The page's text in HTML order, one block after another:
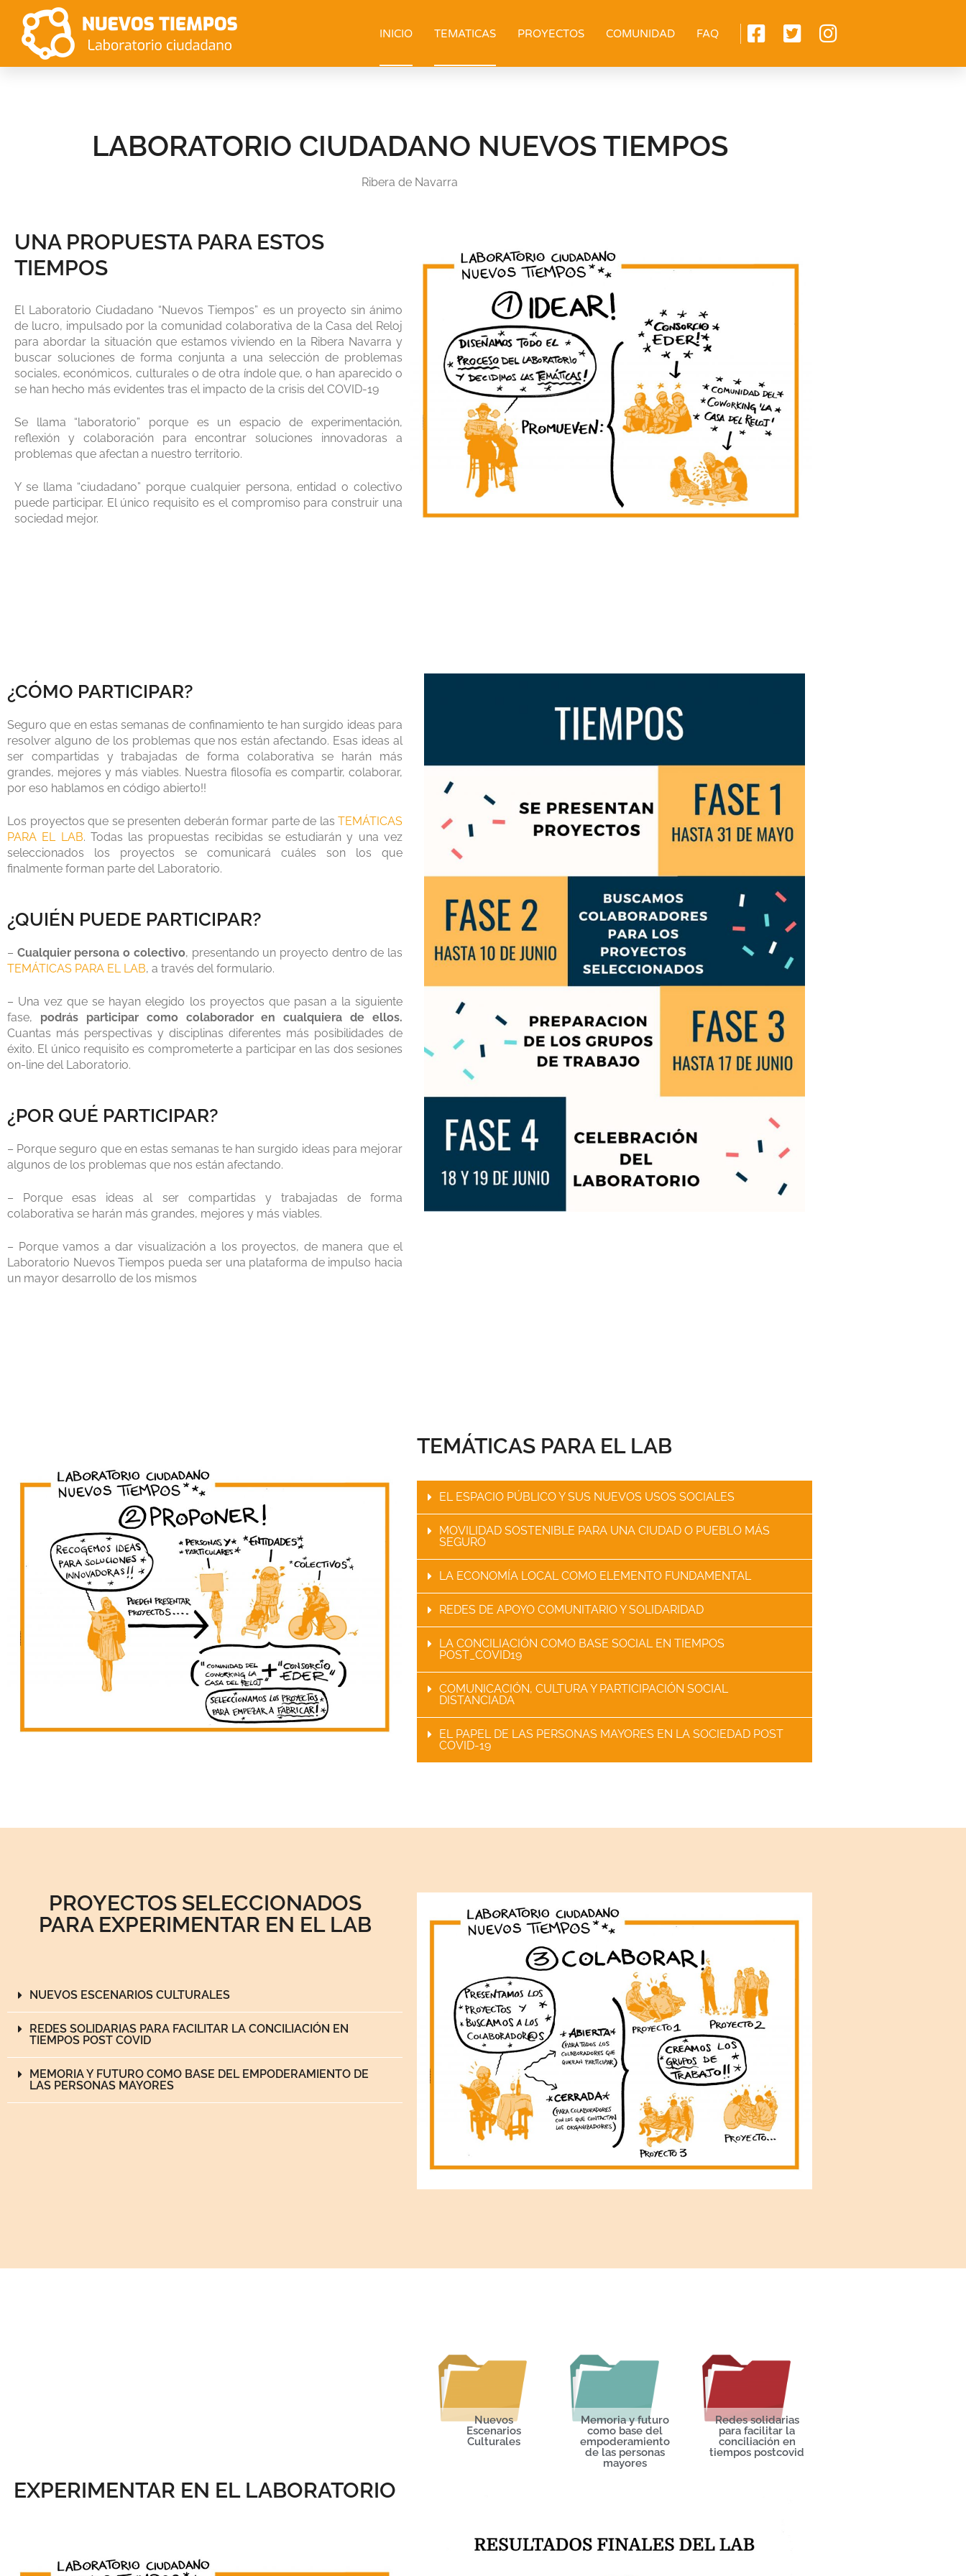
INICIO TEMATICAS PROYECTOS COMUNIDAD FAQ
LABORATORIO CIUDADANO NUEVOS TIEMPOS
Ribera de Navarra
UNA PROPUESTA PARA ESTOS
TIEMPOS
El Laboratorio Ciudadano “Nuevos Tiempos” es un proyecto sin ánimo
de lucro, impulsado por la comunidad colaborativa de la Casa del Reloj
para abordar la situación que estamos viviendo en la Ribera Navarra y
buscar soluciones de forma conjunta a una selección de problemas
sociales, económicos, culturales o de otra índole que, o han aparecido o
se han hecho más evidentes tras el impacto de la crisis del COVID-19
Se llama “laboratorio” porque es un espacio de experimentación,
reflexión y colaboración para encontrar soluciones innovadoras a
problemas que afectan a nuestro territorio.
Y se llama “ciudadano” porque cualquier persona, entidad o colectivo
puede participar. El único requisito es el compromiso para construir una
sociedad mejor.
¿CÓMO PARTICIPAR?
Seguro que en estas semanas de confinamiento te han surgido ideas para
resolver alguno de los problemas que nos están afectando. Esas ideas al
ser compartidas y trabajadas de forma colaborativa se harán más
grandes, mejores y más viables. Nuestra filosofía es compartir, colaborar,
por eso hablamos en código abierto!!
Los proyectos que se presenten deberán formar parte de las TEMÁTICAS
PARA EL LAB. Todas las propuestas recibidas se estudiarán y una vez
seleccionados los proyectos se comunicará cuáles son los que
finalmente forman parte del Laboratorio.
¿QUIÉN PUEDE PARTICIPAR?
– Cualquier persona o colectivo, presentando un proyecto dentro de las
TEMÁTICAS PARA EL LAB, a través del formulario.
– Una vez que se hayan elegido los proyectos que pasan a la siguiente
fase, podrás participar como colaborador en cualquiera de ellos.
Cuantas más perspectivas y disciplinas diferentes más posibilidades de
éxito. El único requisito es comprometerte a participar en las dos sesiones
on-line del Laboratorio.
¿POR QUÉ PARTICIPAR?
– Porque seguro que en estas semanas te han surgido ideas para mejorar
algunos de los problemas que nos están afectando.
– Porque esas ideas al ser compartidas y trabajadas de forma
colaborativa se harán más grandes, mejores y más viables.
– Porque vamos a dar visualización a los proyectos, de manera que el
Laboratorio Nuevos Tiempos pueda ser una plataforma de impulso hacia
un mayor desarrollo de los mismos
TEMÁTICAS PARA EL LAB​
EL ESPACIO PÚBLICO Y SUS NUEVOS USOS SOCIALES
MOVILIDAD SOSTENIBLE PARA UNA CIUDAD O PUEBLO MÁS
SEGURO
LA ECONOMÍA LOCAL COMO ELEMENTO FUNDAMENTAL
REDES DE APOYO COMUNITARIO Y SOLIDARIDAD
LA CONCILIACIÓN COMO BASE SOCIAL EN TIEMPOS
POST_COVID19
COMUNICACIÓN, CULTURA Y PARTICIPACIÓN SOCIAL
DISTANCIADA
EL PAPEL DE LAS PERSONAS MAYORES EN LA SOCIEDAD POST
COVID-19
PROYECTOS SELECCIONADOS
PARA EXPERIMENTAR EN EL LAB
NUEVOS ESCENARIOS CULTURALES
REDES SOLIDARIAS PARA FACILITAR LA CONCILIACIÓN EN
TIEMPOS POST COVID
MEMORIA Y FUTURO COMO BASE DEL EMPODERAMIENTO DE
LAS PERSONAS MAYORES
EXPERIMENTAR EN EL LABORATORIO
Nuevos
Escenarios
Culturales
Memoria y futuro
como base del
empoderamiento
de las personas
mayores
Redes solidarias
para facilitar la
conciliación en
tiempos postcovid